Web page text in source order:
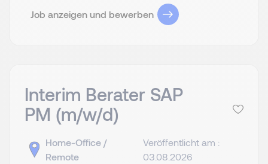
Job anzeigen und bewerben
Interim Berater SAP
PM (m/w/d)
Home-Office /
Remote
Veröffentlicht am :
03.08.2026